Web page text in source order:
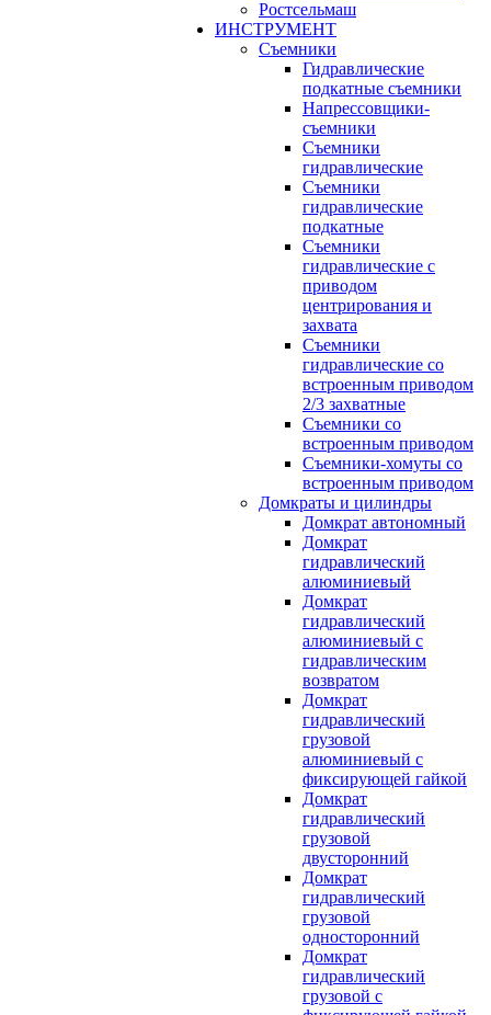
Ростсельмаш
ИНСТРУМЕНТ
Съемники
Гидравлические
подкатные съемники
Напрессовщики-
съемники
Съемники
гидравлические
Съемники
гидравлические
подкатные
Съемники
гидравлические с
приводом
центрирования и
захвата
Съемники
гидравлические со
встроенным приводом
2/3 захватные
Съемники со
встроенным приводом
Съемники-хомуты со
встроенным приводом
Домкраты и цилиндры
Домкрат автономный
Домкрат
гидравлический
алюминиевый
Домкрат
гидравлический
алюминиевый с
гидравлическим
возвратом
Домкрат
гидравлический
грузовой
алюминиевый с
фиксирующей гайкой
Домкрат
гидравлический
грузовой
двусторонний
Домкрат
гидравлический
грузовой
односторонний
Домкрат
гидравлический
грузовой с